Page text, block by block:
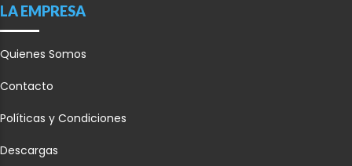
LA EMPRESA
Quienes Somos
Contacto
Políticas y Condiciones
Descargas